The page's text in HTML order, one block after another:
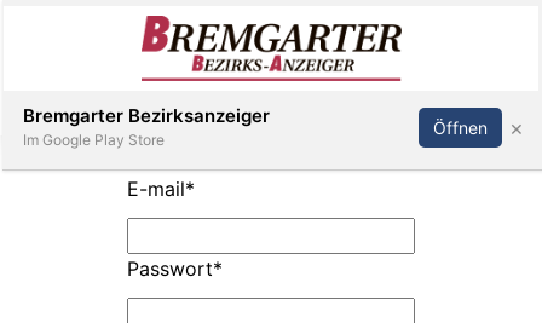
Inserieren Abonnieren Anmelden
E-mail*
Passwort*
Bremgarter Bezirksanzeiger
Im Google Play Store
Öffnen ×